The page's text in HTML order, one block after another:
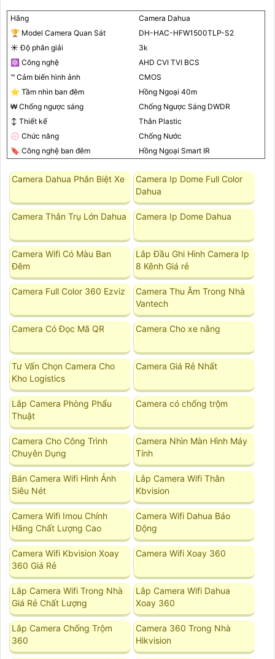
Hãng
Camera Dahua
🏆 Model Camera Quan Sát
DH-HAC-HFW1500TLP-S2
☀️ Độ phân giải
3k
⚛️ Công nghệ
AHD CVI TVI BCS
™️ Cảm biến hình ảnh
CMOS
⭐ Tầm nhìn ban đêm
Hồng Ngoại 40m
₩ Chống ngược sáng
Chống Ngược Sáng DWDR
↕️ Thiết kế
Thân Plastic
💮 Chức năng
Chống Nước
🔖 Công nghệ ban đêm
Hồng Ngoại Smart IR
Camera Dahua Phân Biệt Xe
Camera Ip Dome Full Color
Dahua
Camera Thân Trụ Lớn Dahua Camera Ip Dome Dahua
Camera Wifi Có Màu Ban
Đêm
Lắp Đầu Ghi Hình Camera Ip
8 Kênh Giá rẻ
Camera Full Color 360 Ezviz
Camera Thu Âm Trong Nhà
Vantech
Camera Có Đọc Mã QR Camera Cho xe nâng
Tư Vấn Chọn Camera Cho
Kho Logistics
Camera Giá Rẻ Nhất
Lắp Camera Phòng Phẩu
Thuật
Camera có chống trộm
Camera Cho Công Trình
Chuyên Dụng
Camera Nhìn Màn Hình Máy
Tính
Bán Camera Wifi Hình Ảnh
Siêu Nét
Lắp Camera Wifi Thân
Kbvision
Camera Wifi Imou Chính
Hãng Chất Lượng Cao
Camera Wifi Dahua Báo
Động
Camera Wifi Kbvision Xoay
360 Giá Rẻ
Camera Wifi Xoay 360
Lắp Camera Wifi Trong Nhà
Giá Rẻ Chất Lượng
Lắp Camera Wifi Dahua
Xoay 360
Lắp Camera Chống Trộm
360
Camera 360 Trong Nhà
Hikvision